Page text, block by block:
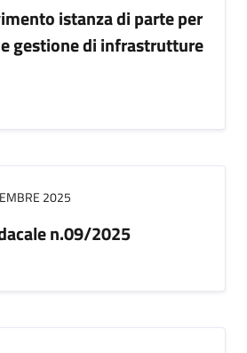
istanza di parte per
gestione di infrastrutture
2025
n.09/2025